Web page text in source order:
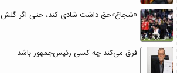
«شجاع»حق داشت شادی کند، حتی اگر
فرق می‌کند چه کسی رئیس‌جمهور باشد